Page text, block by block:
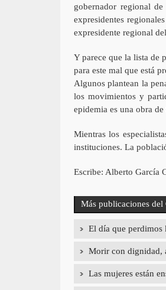
gobernador regional
expresidentes
expresidente regional
Y parece que la lista de
para este mal que está
Algunos plantean la
los movimientos y
epidemia es una obra de
Mientras los
instituciones. La
Escribe: Alberto García
Más publicaciones del
El día que perdimos
Morir con dignidad,
Las mujeres están